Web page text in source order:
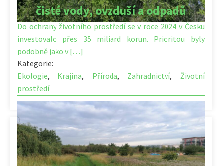
čisté vody, ovzduší a odpadů
Do ochrany životního prostředí se v roce 2024 v Česku
investovalo přes 35 miliard korun. Prioritou byly
podobně jako v […]
Kategorie:
Ekologie, Krajina, Příroda, Zahradnictví, Životní
prostředí